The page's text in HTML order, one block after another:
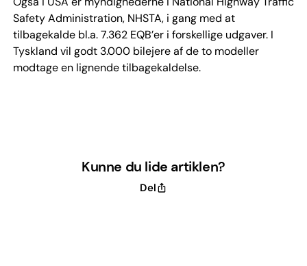
Safety Administration, NHSTA, i gang med at
tilbagekalde bl.a. 7.362 EQB’er i forskellige udgaver. I
Tyskland vil godt 3.000 bilejere af de to modeller
modtage en lignende tilbagekaldelse.
Kunne du lide artiklen?
Del